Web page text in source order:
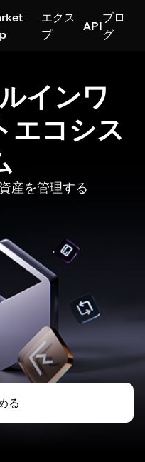
エクス
プ
API
ブロ
グ
インワ
エコシス
産を管理する
る